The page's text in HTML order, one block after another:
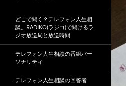
どこで聞く？テレフォン人生相
談。RADIKO(ラジコ)で聞けるラ
ジオ放送局と放送時間
テレフォン人生相談の番組パー
ソナリティ
テレフォン人生相談の回答者